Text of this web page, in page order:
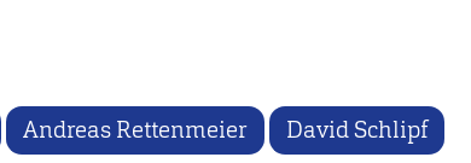
Andreas Rettenmeier David Schlipf